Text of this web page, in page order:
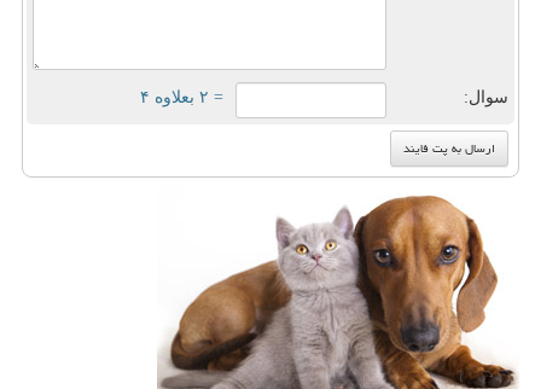
سوال: = ۲ بعلاوه ۴